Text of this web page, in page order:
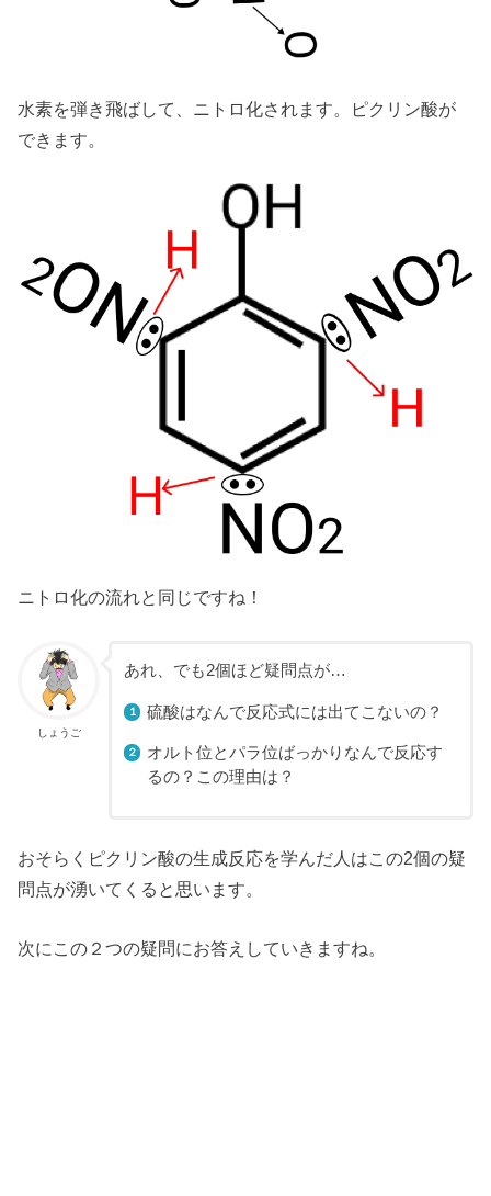
水素を弾き飛ばして、ニトロ化されます。ピクリン酸が
できます。
ニトロ化の流れと同じですね！
しょうご
あれ、でも2個ほど疑問点が…
硫酸はなんで反応式には出てこないの？
オルト位とパラ位ばっかりなんで反応す
るの？この理由は？
おそらくピクリン酸の生成反応を学んだ人はこの2個の疑
問点が湧いてくると思います。
次にこの２つの疑問にお答えしていきますね。